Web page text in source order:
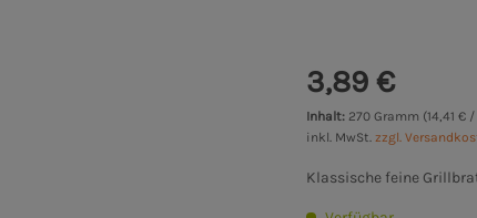
3,89 €
Inhalt: 270 Gramm (14,41 €
inkl. MwSt.zzgl.
Klassische feine